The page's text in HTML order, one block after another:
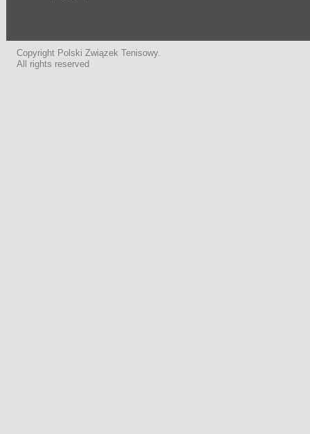
Copyright Polski Związek Tenisowy.
All rights reserved